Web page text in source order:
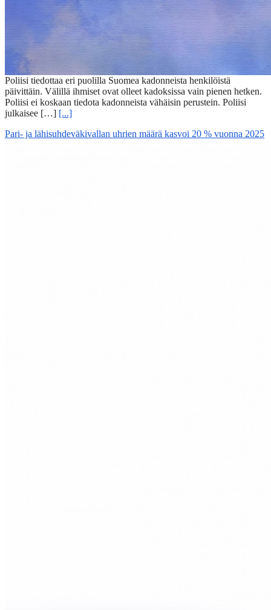
Poliisi tiedottaa eri puolilla Suomea kadonneista henkilöistä
päivittäin. Välillä ihmiset ovat olleet kadoksissa vain pienen hetken.
Poliisi ei koskaan tiedota kadonneista vähäisin perustein. Poliisi
julkaisee […] [...]
Pari- ja lähisuhdeväkivallan uhrien määrä kasvoi 20 % vuonna 2025